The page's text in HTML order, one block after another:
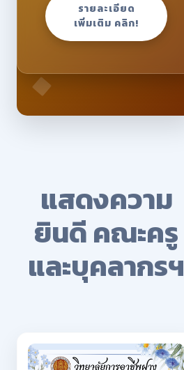
รายละเอียด
เพิ่มเติม คลิก!
แสดงความ
ยินดี คณะครู
และบุคลากรฯ